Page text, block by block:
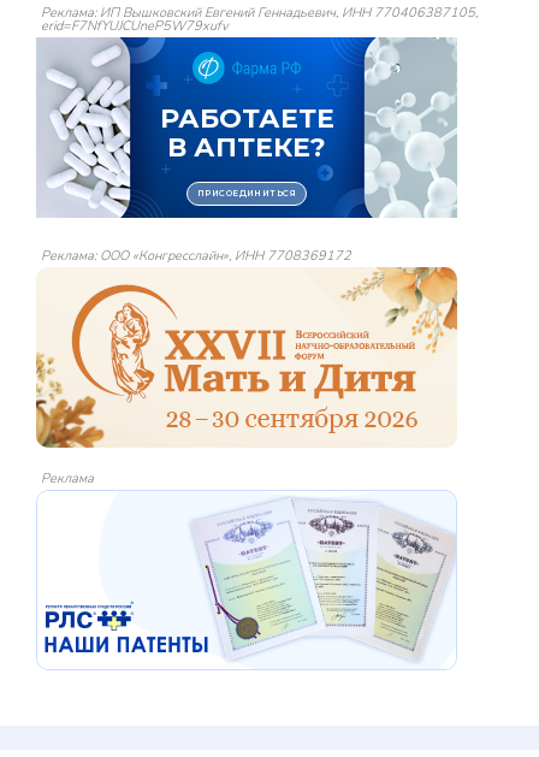
Реклама: ИП Вышковский Евгений Геннадьевич, ИНН 770406387105,
erid=F7NfYUJCUneP5W79xufv
Реклама: ООО «Конгресслайн», ИНН 7708369172
Реклама